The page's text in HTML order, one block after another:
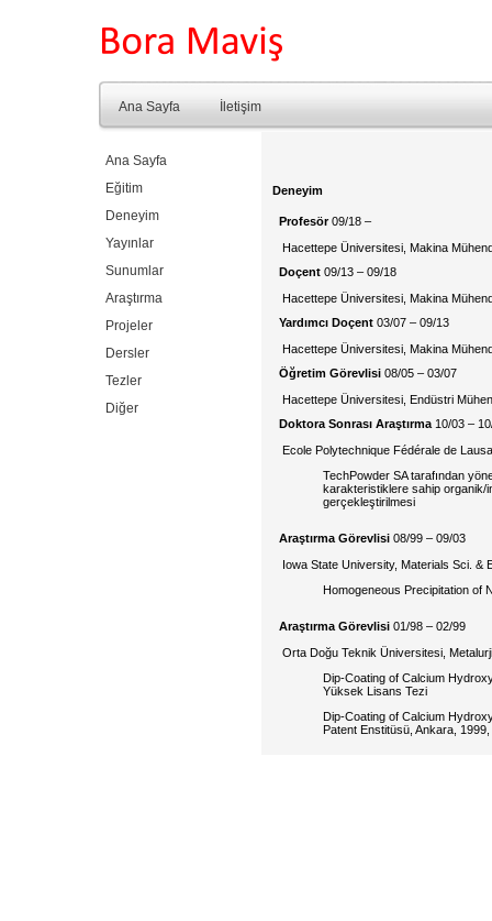
Ana Sayfa İletişim
Ana Sayfa
Eğitim
Deneyim
Yayınlar
Sunumlar
Araştırma
Projeler
Dersler
Tezler
Diğer
Deneyim
Profesör09/18 –
Hacettepe Üniversitesi, Makina
Doçent 09/13 – 09/18
Hacettepe Üniversitesi, Makina
Yardımcı Doçent 03/07 – 09/13
Hacettepe Üniversitesi, Makina
Öğretim Görevlisi 08/05 – 03/07
Hacettepe Üniversitesi, Endüstri
Doktora Sonrası Araştırma10/03 –
Ecole Polytechnique Fédérale de
TechPowder SA tarafından
karakteristiklere sahip organik/
gerçekleştirilmesi
Araştırma Görevlisi 08/99 – 09/03
Iowa State University, Materials Sci.
Homogeneous Precipitation of
Araştırma Görevlisi 01/98 – 02/99
Orta Doğu Teknik Üniversitesi,
Dip-Coating of Calcium
Yüksek Lisans Tezi
Dip-Coating of Calcium
Patent Enstitüsü, Ankara,